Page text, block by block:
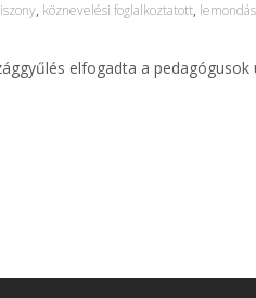
, köznevelési foglalkoztatott, lemondás
elfogadta a